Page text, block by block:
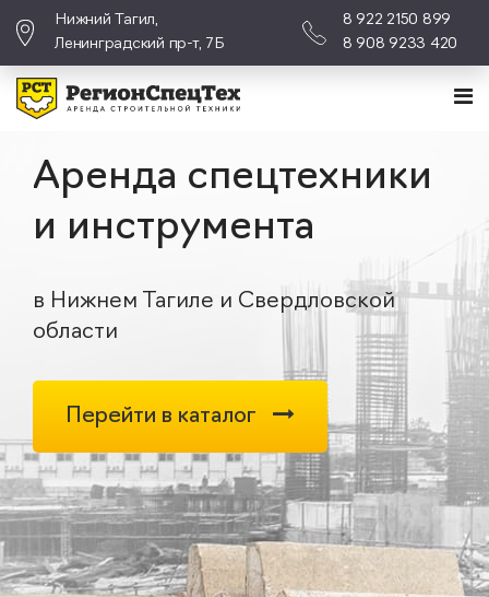
Нижний Тагил,
Ленинградский пр-т, 7Б
8 922 2150 899
8 908 9233 420
Аренда спецтехники
и инструмента
в Нижнем Тагиле и Свердловской
области
Перейти в каталог